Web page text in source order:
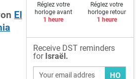
El
Réglez votre
horloge avant
1 heure
Réglez votre
horloge retour
1 heure
Receive DST reminders
for Israël.
HO